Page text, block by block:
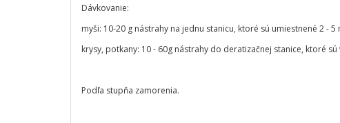
Dávkovanie:
myši: 10-20 g nástrahy na jednu stanicu, ktoré sú umiestnené 2 - 5
krysy, potkany: 10 - 60g nástrahy do deratizačnej stanice, ktoré sú
Podľa stupňa zamorenia.